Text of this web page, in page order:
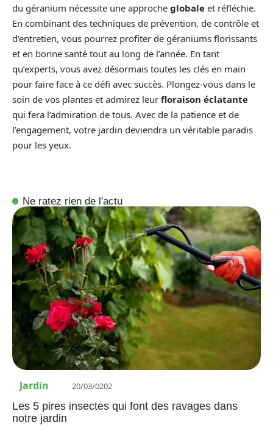
du géranium nécessite une approche globale et réfléchie.
En combinant des techniques de prévention, de contrôle et
d’entretien, vous pourrez profiter de géraniums florissants
et en bonne santé tout au long de l’année. En tant
qu’experts, vous avez désormais toutes les clés en main
pour faire face à ce défi avec succès. Plongez-vous dans le
soin de vos plantes et admirez leur floraison éclatante
qui fera l’admiration de tous. Avec de la patience et de
l’engagement, votre jardin deviendra un véritable paradis
pour les yeux.
Ne ratez rien de l'actu
Jardin 20/03/0202
Les 5 pires insectes qui font des ravages dans
notre jardin